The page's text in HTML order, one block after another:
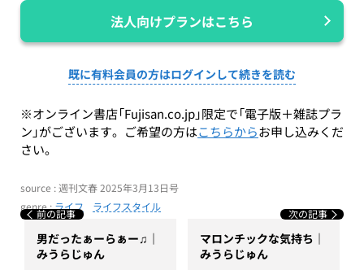
法人向けプランはこちら
既に有料会員の方はログインして続きを読む
※オンライン書店「Fujisan.co.jp」限定で「電子版＋雑誌プラ
ン」がございます。ご希望の方はこちらからお申し込みくだ
さい。
source : 週刊文春 2025年3月13日号
genre :ライフ ライフスタイル
前の記事
男だったぁーらぁー♫｜
みうらじゅん
次の記事
マロンチックな気持ち｜
みうらじゅん